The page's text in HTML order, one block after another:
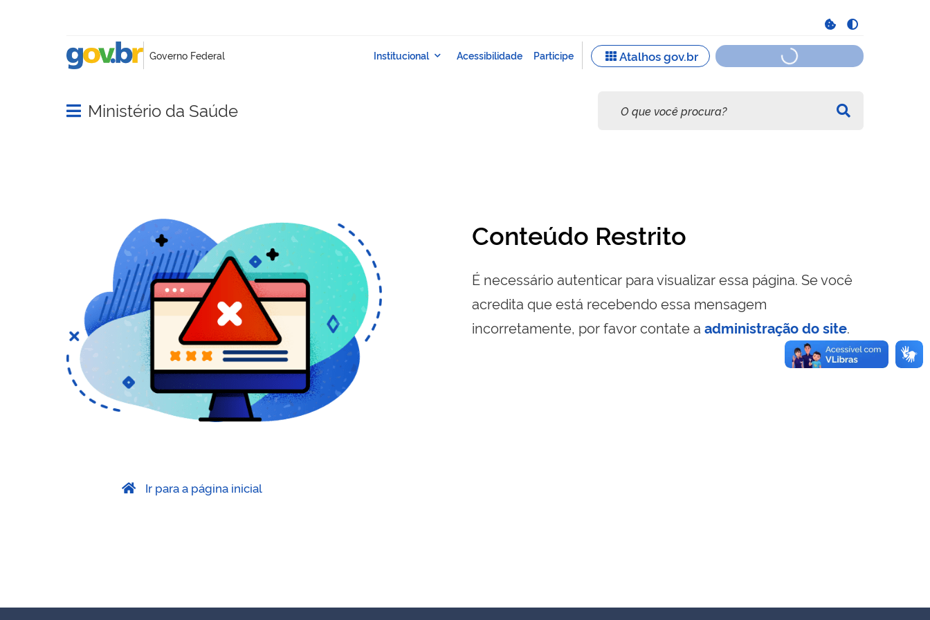
Abrir menu principal de navegação
Ministério da Saúde
Conteúdo Restrito
É necessário autenticar para visualizar essa página. Se você
acredita que está recebendo essa mensagem
incorretamente, por favor contate a administração do site.
Ir para a página inicial